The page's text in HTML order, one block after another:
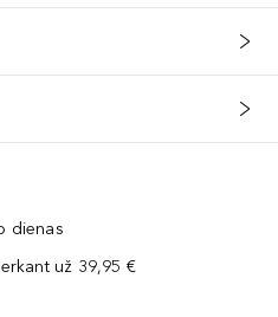
dienas
už 39,95 €